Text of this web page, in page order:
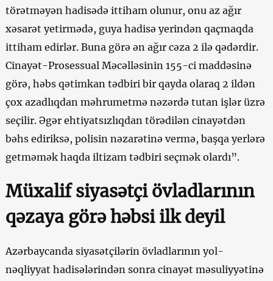
törətməyən hadisədə ittiham olunur, onu az ağır
xəsarət yetirmədə, guya hadisə yerindən qaçmaqda
ittiham edirlər. Buna görə ən ağır cəza 2 ilə qədərdir.
Cinayət-Prosessual Məcəlləsinin 155-ci maddəsinə
görə, həbs qətimkan tədbiri bir qayda olaraq 2 ildən
çox azadlıqdan məhrumetmə nəzərdə tutan işlər üzrə
seçilir. Əgər ehtiyatsızlıqdan törədilən cinayətdən
bəhs ediriksə, polisin nəzarətinə vermə, başqa yerlərə
getməmək haqda iltizam tədbiri seçmək olardı”.
Müxalif siyasətçi övladlarının
qəzaya görə həbsi ilk deyil
Azərbaycanda siyasətçilərin övladlarının yol-
nəqliyyat hadisələrindən sonra cinayət məsuliyyətinə